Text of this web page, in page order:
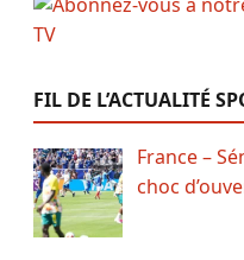
FIL DE L’ACTUALITÉ
France –
choc